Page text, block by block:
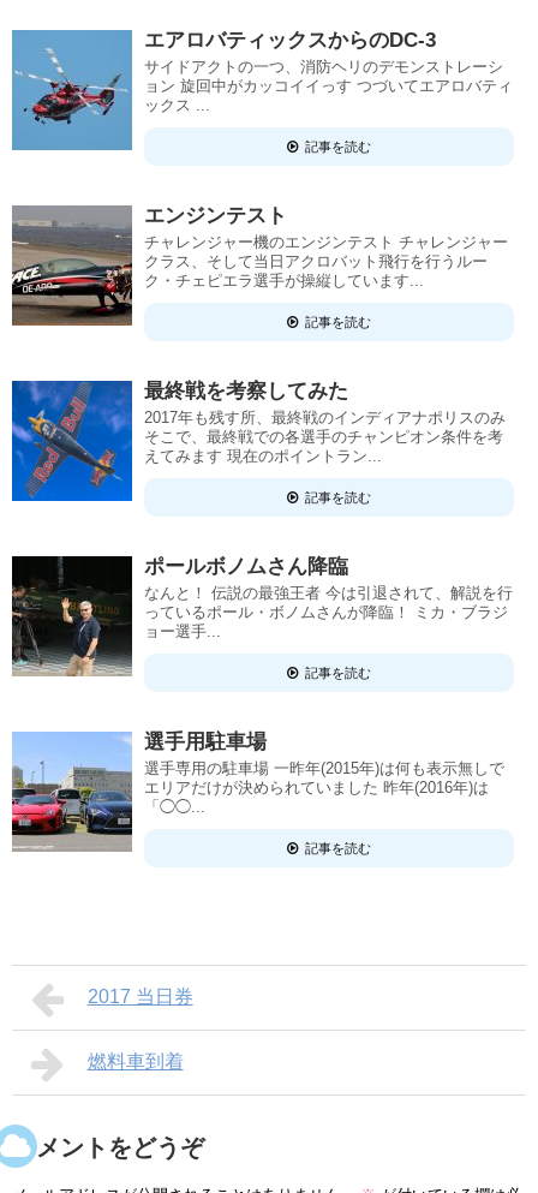
エアロバティックスからのDC-3
サイドアクトの一つ、消防ヘリのデモンストレーシ
ョン 旋回中がカッコイイっす つづいてエアロバティ
ックス ...
記事を読む
エンジンテスト
チャレンジャー機のエンジンテスト チャレンジャー
クラス、そして当日アクロバット飛行を行うルー
ク・チェピエラ選手が操縦しています...
記事を読む
最終戦を考察してみた
2017年も残す所、最終戦のインディアナポリスのみ
そこで、最終戦での各選手のチャンピオン条件を考
えてみます 現在のポイントラン...
記事を読む
ポールボノムさん降臨
なんと！ 伝説の最強王者 今は引退されて、解説を行
っているポール・ボノムさんが降臨！ ミカ・ブラジ
ョー選手...
記事を読む
選手用駐車場
選手専用の駐車場 一昨年(2015年)は何も表示無しで
エリアだけが決められていました 昨年(2016年)は
「◯◯...
記事を読む
2017 当日券
燃料車到着
コメントをどうぞ